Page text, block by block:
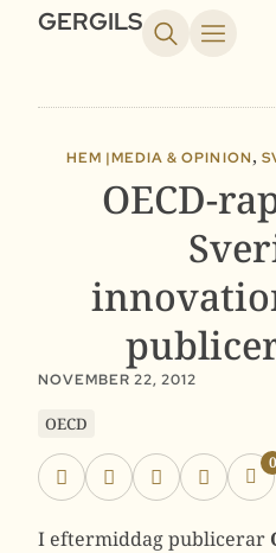
GERGILS
HEM |MEDIA & OPINION,
OECD-
NOVEMBER 22, 2012
OECD
0
I eftermiddag publicerar